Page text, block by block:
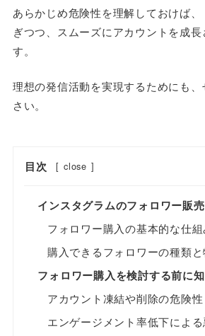
あらかじめ危険性を理解しておけば
ぎつつ、スムーズにアカウントを成
す。
理想の発信活動を実現するためにも
さい。
目次 [ close ]
インスタグラムのフォロワー販
フォロワー購入の基本的な仕組
購入できるフォロワーの種類
フォロワー購入を検討する前に
アカウント凍結や削除の危険性
エンゲージメント率低下によ